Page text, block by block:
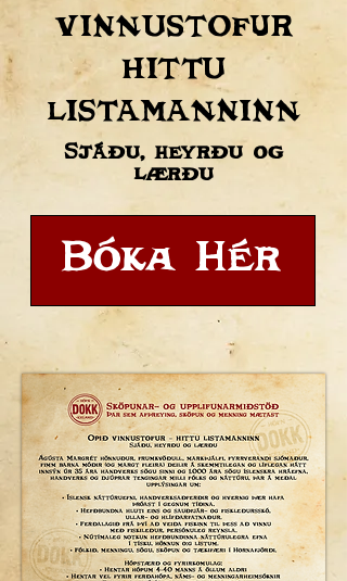
vinnustofur
hittu
listamanninn
Sjáðu, heyrðu og
lærðu
Bóka Hér